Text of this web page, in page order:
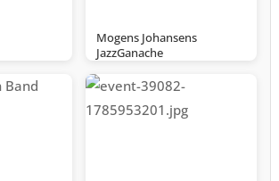
Mogens Johansens
JazzGanache